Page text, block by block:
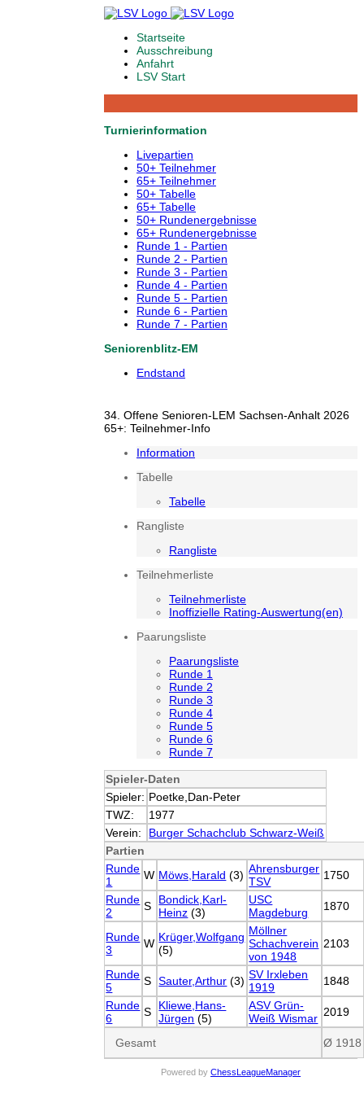
Startseite
Ausschreibung
Anfahrt
LSV Start
Turnierinformation
Livepartien
50+ Teilnehmer
65+ Teilnehmer
50+ Tabelle
65+ Tabelle
50+ Rundenergebnisse
65+ Rundenergebnisse
Runde 1 - Partien
Runde 2 - Partien
Runde 3 - Partien
Runde 4 - Partien
Runde 5 - Partien
Runde 6 - Partien
Runde 7 - Partien
Seniorenblitz-EM
Endstand
34. Offene Senioren-LEM Sachsen-Anhalt 2026
65+: Teilnehmer-Info
Information
Tabelle
Tabelle
Rangliste
Rangliste
Teilnehmerliste
Teilnehmerliste
Inoffizielle Rating-Auswertung(en)
Paarungsliste
Paarungsliste
Runde 1
Runde 2
Runde 3
Runde 4
Runde 5
Runde 6
Runde 7
Spieler-Daten
Spieler: Poetke,Dan-Peter
TWZ:
1977
Verein:
Burger Schachclub Schwarz-Weiß
Partien
Runde
1
W Möws,Harald (3) Ahrensburger
TSV
1750
Runde
2
S
Bondick,Karl-
Heinz (3)
USC
Magdeburg
1870
Runde
3
W Krüger,Wolfgang
(5)
Möllner
Schachverein
von 1948
2103
Runde
5
S Sauter,Arthur (3) SV Irxleben
1919
1848
Runde
6
S
Kliewe,Hans-
Jürgen (5)
ASV Grün-
Weiß Wismar 2019
Gesamt Ø 1918
Powered by ChessLeagueManager